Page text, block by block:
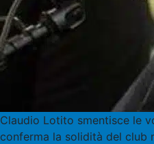
Claudio Lotito smentisce le
conferma la solidità del club